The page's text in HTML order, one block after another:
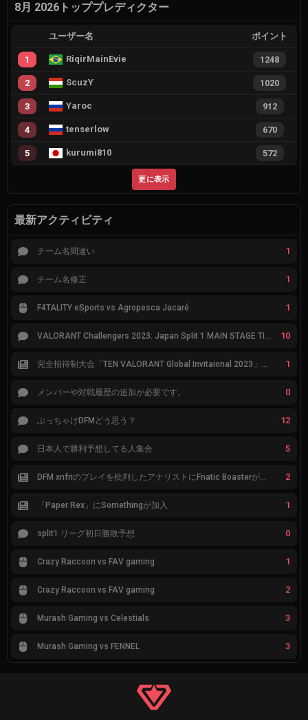
8月 2026トッププレディクター
ユーザー名 ポイント
1 RiqirMainEvie 1248
2 ScuzY 1020
3 Yaroc 912
4 tenserlow 670
5 kurumi810 572
更に表示
最新アクティビティ
チーム名間違い 1
チーム名修正 1
F4TALITY eSports vs Agropesca Jacaré 1
VALORANT Challengers 2023: Japan Split 1 MAIN STAGE TIER表 10
完全招待制大会「TEN VALORANT Global Invitaional 2023」が韓国で開催 1
メンバーや対戦履歴の追加が必要です。 0
ぶっちゃけDFMどう思う？ 12
日本人で勝利予想してる人集合 5
DFM xnfriのプレイを批判したアナリストにFnatic Boasterが反応「DFMは仕組みの強化が必要なだけ」 2
「Paper Rex」にSomethingが加入 1
split1 リーグ初日勝敗予想 0
Crazy Raccoon vs FAV gaming 1
Crazy Raccoon vs FAV gaming 2
Murash Gaming vs Celestials 3
Murash Gaming vs FENNEL 3